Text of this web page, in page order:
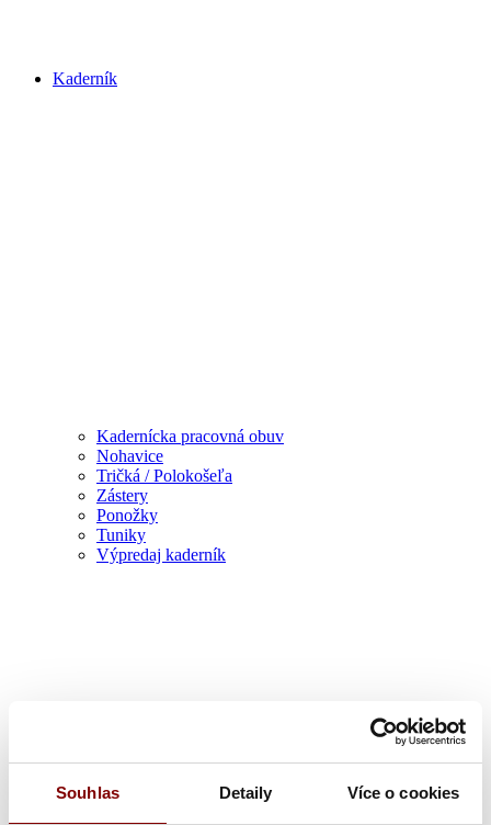
Souhlas Detaily Více o cookies
Kaderník
Kadernícka pracovná obuv
Nohavice
Tričká / Polokošeľa
Zástery
Ponožky
Tuniky
Výpredaj kaderník